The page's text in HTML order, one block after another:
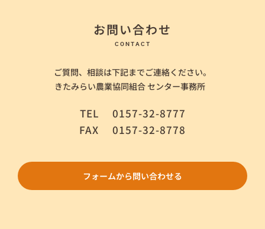
お問い合わせ
CONTACT
ご質問、相談は下記までご連絡ください。
きたみらい農業協同組合 センター事務所
TEL 0157-32-8777
FAX 0157-32-8778
フォームから問い合わせる